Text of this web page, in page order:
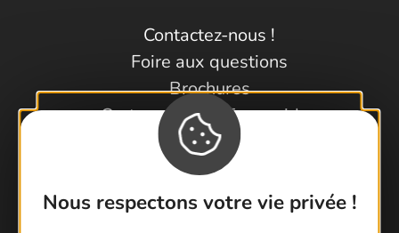
Nous respectons votre vie privée !
Contactez-nous !
Foire aux questions
Brochures
Cartoguides et Topoguides
Latitude Gard